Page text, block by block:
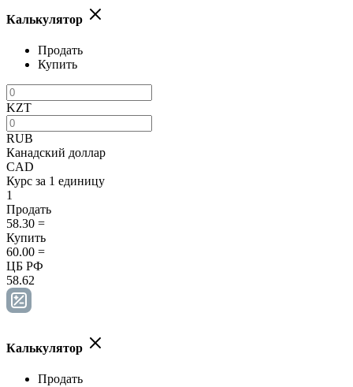
Калькулятор
Продать
Купить
KZT
RUB
Канадский доллар
CAD
Курс за 1 единицу
1
Продать
58.30 =
Купить
60.00 =
ЦБ РФ
58.62
Калькулятор
Продать